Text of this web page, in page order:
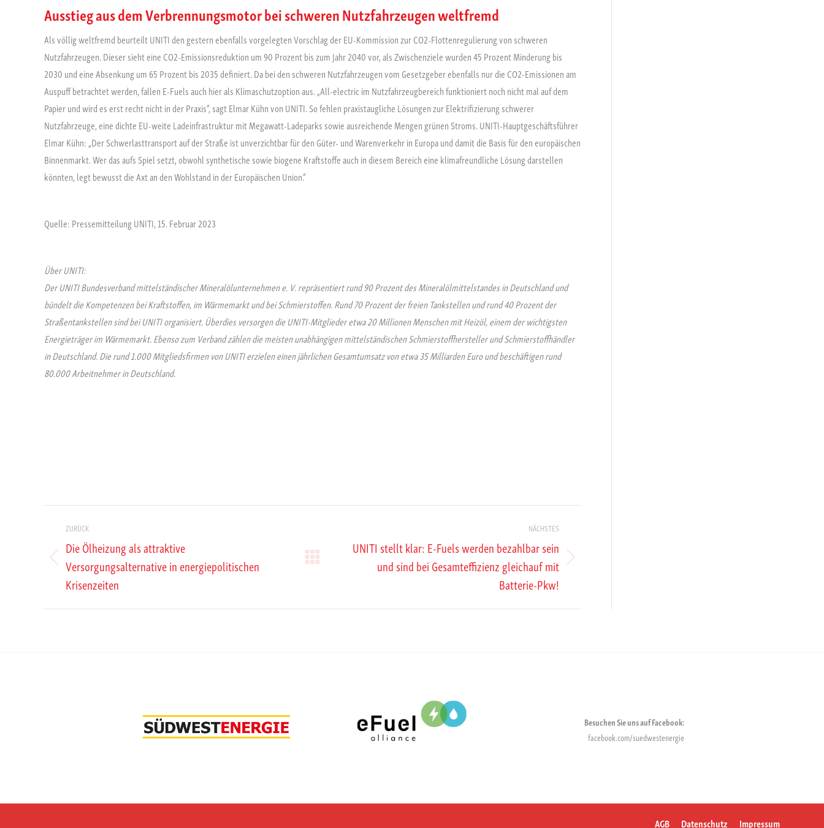
Ausstieg aus dem Verbrennungsmotor bei schweren Nutzfahrzeugen weltfremd
Als völlig weltfremd beurteilt UNITI den gestern ebenfalls vorgelegten Vorschlag der EU-Kommission zur CO2-Flottenregulierung von schweren
Nutzfahrzeugen. Dieser sieht eine CO2-Emissionsreduktion um 90 Prozent bis zum Jahr 2040 vor, als Zwischenziele wurden 45 Prozent Minderung bis
2030 und eine Absenkung um 65 Prozent bis 2035 definiert. Da bei den schweren Nutzfahrzeugen vom Gesetzgeber ebenfalls nur die CO2-Emissionen am
Auspuff betrachtet werden, fallen E-Fuels auch hier als Klimaschutzoption aus. „All-electric im Nutzfahrzeugbereich funktioniert noch nicht mal auf dem
Papier und wird es erst recht nicht in der Praxis“, sagt Elmar Kühn von UNITI. So fehlen praxistaugliche Lösungen zur Elektrifizierung schwerer
Nutzfahrzeuge, eine dichte EU-weite Ladeinfrastruktur mit Megawatt-Ladeparks sowie ausreichende Mengen grünen Stroms. UNITI-Hauptgeschäftsführer
Elmar Kühn: „Der Schwerlasttransport auf der Straße ist unverzichtbar für den Güter- und Warenverkehr in Europa und damit die Basis für den europäischen
Binnenmarkt. Wer das aufs Spiel setzt, obwohl synthetische sowie biogene Kraftstoffe auch in diesem Bereich eine klimafreundliche Lösung darstellen
könnten, legt bewusst die Axt an den Wohlstand in der Europäischen Union.“
Quelle: Pressemitteilung UNITI, 15. Februar 2023
Über UNITI:
Der UNITI Bundesverband mittelständischer Mineralölunternehmen e. V. repräsentiert rund 90 Prozent des Mineralölmittelstandes in Deutschland und
bündelt die Kompetenzen bei Kraftstoffen, im Wärmemarkt und bei Schmierstoffen. Rund 70 Prozent der freien Tankstellen und rund 40 Prozent der
Straßentankstellen sind bei UNITI organisiert. Überdies versorgen die UNITI-Mitglieder etwa 20 Millionen Menschen mit Heizöl, einem der wichtigsten
Energieträger im Wärmemarkt. Ebenso zum Verband zählen die meisten unabhängigen mittelständischen Schmierstoffhersteller und Schmierstoffhändler
in Deutschland. Die rund 1.000 Mitgliedsfirmen von UNITI erzielen einen jährlichen Gesamtumsatz von etwa 35 Milliarden Euro und beschäftigen rund
80.000 Arbeitnehmer in Deutschland.
Kommentarnavigation
ZURÜCK
Vorheriger
Beitrag:
Die Ölheizung als attraktive
Versorgungsalternative in energiepolitischen
Krisenzeiten
NÄCHSTES
UNITI stellt klar: E-Fuels werden bezahlbar sein
und sind bei Gesamteffizienz gleichauf mit
Batterie-Pkw!
Besuchen Sie uns auf Facebook:
facebook.com/suedwestenergie
AGB Datenschutz Impressum